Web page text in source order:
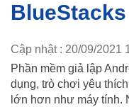
BlueStacks
Cập nhật : 20/09/2021
Phần mềm giả lập
dụng, trò chơi yêu
lớn hơn như máy tính.